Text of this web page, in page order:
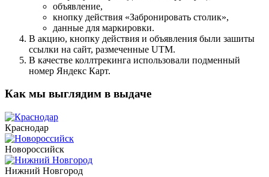
объявление,
кнопку действия «Забронировать столик»,
данные для маркировки.
В акцию, кнопку действия и объявления были зашиты
ссылки на сайт, размеченные UTM.
В качестве коллтрекинга использовали подменный
номер Яндекс Карт.
Как мы выглядим в выдаче
Краснодар
Новороссийск
Нижний Новгород